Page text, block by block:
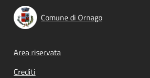
Comune di Ornago
Footer menu
Area riservata
Crediti